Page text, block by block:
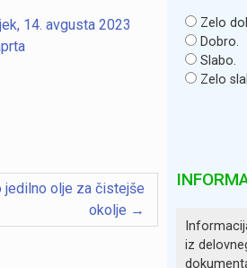
jedilno olje za čistejše
okolje
Zelo
Dobro.
Slabo.
Zelo
iz